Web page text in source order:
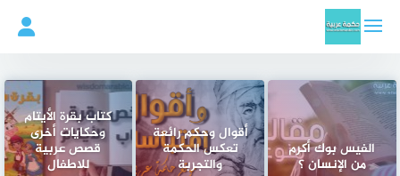
المحتوى
الفيس بوك أكرم
من الإنسان ؟
أقوال وحكم رائعة
تعكس الحكمة
والتجربة
‫كتاب بقرة الأيتام
وحكايات أخرى
قصص عربية
للاطفال